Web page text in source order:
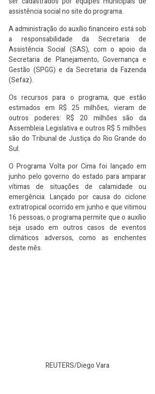
assistência social no site do programa.
A administração do auxílio financeiro está sob
a responsabilidade da Secretaria de
Assistência Social (SAS), com o apoio da
Secretaria de Planejamento, Governança e
Gestão (SPGG) e da Secretaria da Fazenda
(Sefaz).
Os recursos para o programa, que estão
estimados em R$ 25 milhões, vieram de
outros poderes: R$ 20 milhões são da
Assembleia Legislativa e outros R$ 5 milhões
são do Tribunal de Justiça do Rio Grande do
Sul.
O Programa Volta por Cima foi lançado em
junho pelo governo do estado para amparar
vítimas de situações de calamidade ou
emergência. Lançado por causa do ciclone
extratropical ocorrido em junho e que vitimou
16 pessoas, o programa permite que o auxílio
seja usado em outros casos de eventos
climáticos adversos, como as enchentes
deste mês.
REUTERS/Diego Vara